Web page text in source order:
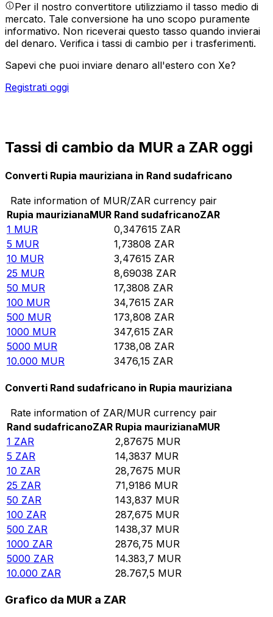
Per il nostro convertitore utilizziamo il tasso medio di
mercato. Tale conversione ha uno scopo puramente
informativo. Non riceverai questo tasso quando invierai
del denaro. Verifica i tassi di cambio per i trasferimenti.
Sapevi che puoi inviare denaro all'estero con Xe?
Registrati oggi
Tassi di cambio da MUR a ZAR oggi
Converti Rupia mauriziana in Rand sudafricano
Rate information of MUR/ZAR currency pair
Rupia maurizianaMUR Rand sudafricanoZAR
1 MUR 0,347615 ZAR
5 MUR 1,73808 ZAR
10 MUR 3,47615 ZAR
25 MUR 8,69038 ZAR
50 MUR 17,3808 ZAR
100 MUR 34,7615 ZAR
500 MUR 173,808 ZAR
1000 MUR 347,615 ZAR
5000 MUR 1738,08 ZAR
10.000 MUR 3476,15 ZAR
Converti Rand sudafricano in Rupia mauriziana
Rate information of ZAR/MUR currency pair
Rand sudafricanoZAR Rupia maurizianaMUR
1 ZAR 2,87675 MUR
5 ZAR 14,3837 MUR
10 ZAR 28,7675 MUR
25 ZAR 71,9186 MUR
50 ZAR 143,837 MUR
100 ZAR 287,675 MUR
500 ZAR 1438,37 MUR
1000 ZAR 2876,75 MUR
5000 ZAR 14.383,7 MUR
10.000 ZAR 28.767,5 MUR
Grafico da MUR a ZAR